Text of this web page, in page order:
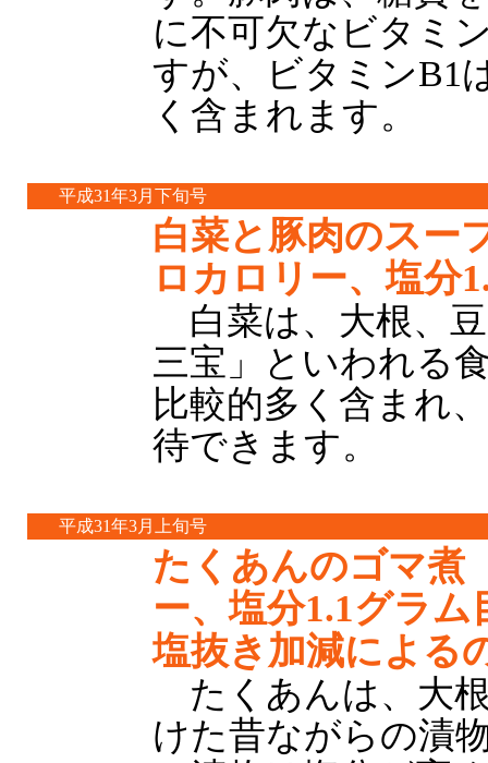
に不可欠なビタミ
すが、ビタミンB1
く含まれます。
平成31年3月下旬号
白菜と豚肉のスー
ロカロリー、塩分
白菜は、大根、
三宝」といわれる
比較的多く含まれ
待できます。
平成31年3月上旬号
たくあんのゴマ煮
ー、塩分1.1グラ
塩抜き加減による
たくあんは、大
けた昔ながらの漬